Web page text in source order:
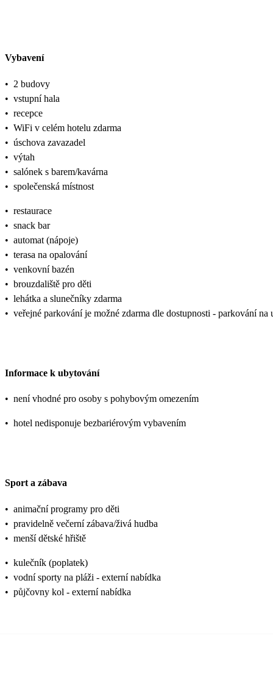
Vybavení
• 2 budovy
• vstupní hala
• recepce
• WiFi v celém hotelu zdarma
• úschova zavazadel
• výtah
• salónek s barem/kavárna
• společenská místnost
• restaurace
• snack bar
• automat (nápoje)
• terasa na opalování
• venkovní bazén
• brouzdaliště pro děti
• lehátka a slunečníky zdarma
• veřejné parkování je možné zdarma dle dostupnosti - parkování na
Informace k ubytování
• není vhodné pro osoby s pohybovým omezením
• hotel nedisponuje bezbariérovým vybavením
Sport a zábava
• animační programy pro děti
• pravidelně večerní zábava/živá hudba
• menší dětské hřiště
• kulečník (poplatek)
• vodní sporty na pláži - externí nabídka
• půjčovny kol - externí nabídka